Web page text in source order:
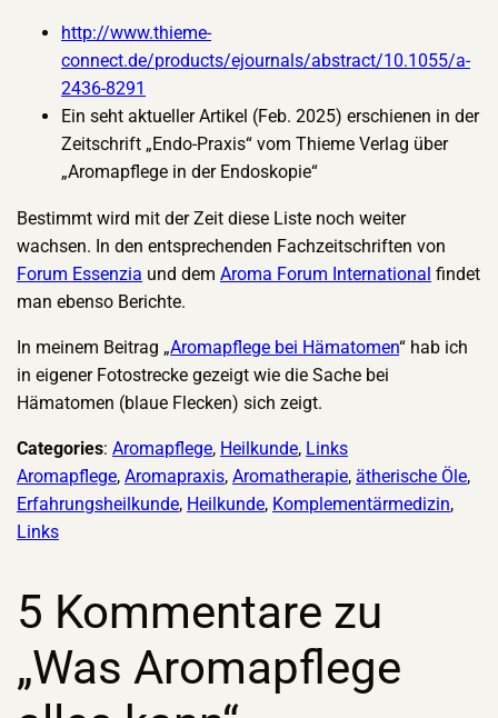
http://www.thieme-
connect.de/products/ejournals/abstract/10.1055/a-
2436-8291
Ein seht aktueller Artikel (Feb. 2025) erschienen in der
Zeitschrift „Endo-Praxis“ vom Thieme Verlag über
„Aromapflege in der Endoskopie“
Bestimmt wird mit der Zeit diese Liste noch weiter
wachsen. In den entsprechenden Fachzeitschriften von
Forum Essenzia und demAroma Forum International findet
man ebenso Berichte.
In meinem Beitrag „Aromapflege bei Hämatomen“ hab ich
in eigener Fotostrecke gezeigt wie die Sache bei
Hämatomen (blaue Flecken) sich zeigt.
Categories:Aromapflege, Heilkunde, Links
Aromapflege, Aromapraxis, Aromatherapie, ätherische Öle
Erfahrungsheilkunde, Heilkunde, Komplementärmedizin
Links
5 Kommentare zu
„Was Aromapflege